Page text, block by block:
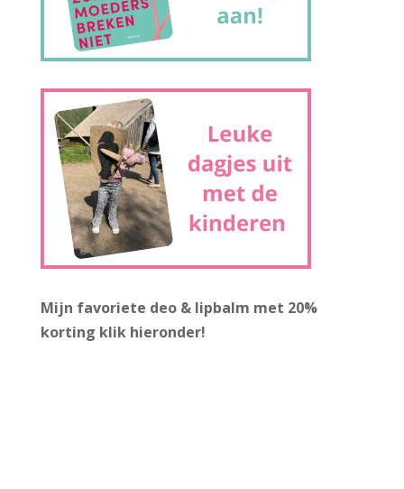
Mijn favoriete deo & lipbalm met 20%
korting klik hieronder!